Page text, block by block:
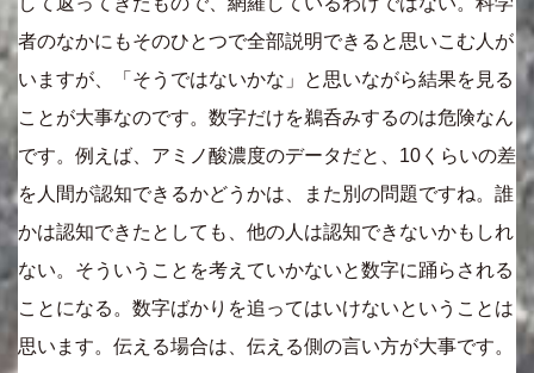
者のなかにもそのひとつで全部説明できると思いこむ人が
いますが、「そうではないかな」と思いながら結果を見る
ことが大事なのです。数字だけを鵜呑みするのは危険なん
です。例えば、アミノ酸濃度のデータだと、10くらいの差
を人間が認知できるかどうかは、また別の問題ですね。誰
かは認知できたとしても、他の人は認知できないかもしれ
ない。そういうことを考えていかないと数字に踊らされる
ことになる。数字ばかりを追ってはいけないということは
思います。伝える場合は、伝える側の言い方が大事です。